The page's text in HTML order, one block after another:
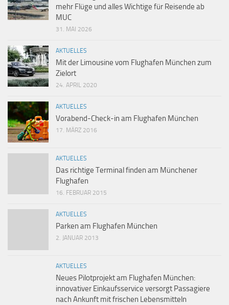
mehr Flüge und alles Wichtige für Reisende ab
MUC
31. MAI 2026
AKTUELLES
Mit der Limousine vom Flughafen München zum
Zielort
24. APRIL 2020
AKTUELLES
Vorabend-Check-in am Flughafen München
17. MÄRZ 2016
AKTUELLES
Das richtige Terminal finden am Münchener
Flughafen
16. FEBRUAR 2015
AKTUELLES
Parken am Flughafen München
2. JANUAR 2013
AKTUELLES
Neues Pilotprojekt am Flughafen München:
innovativer Einkaufsservice versorgt Passagiere
nach Ankunft mit frischen Lebensmitteln